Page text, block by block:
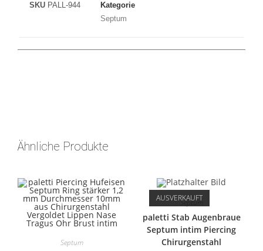
SKU PALL-944
Kategorie
Septum
Ähnliche Produkte
Septum
AUSVERKAUFT
Septum
paletti Stab Augenbraue
Septum intim Piercing
Chirurgenstahl